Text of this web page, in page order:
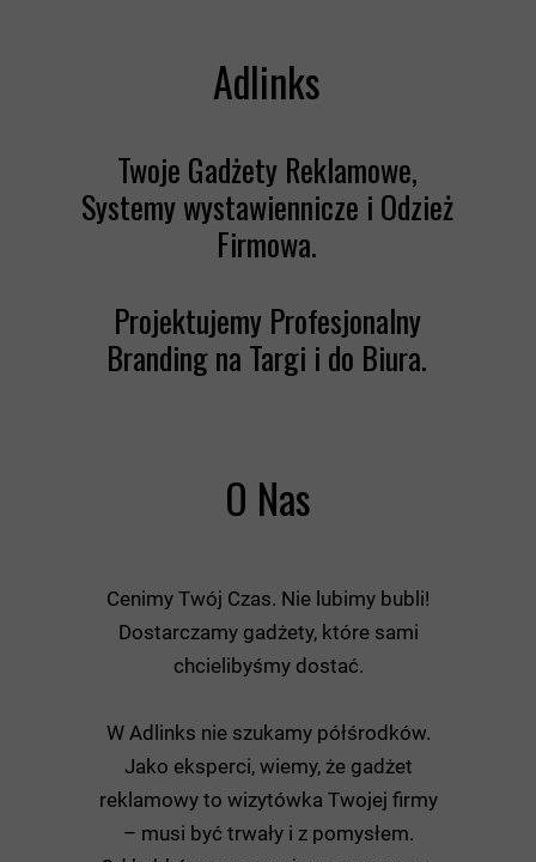
Adlinks
Twoje Gadżety Reklamowe,
Systemy wystawiennicze i Odzież
Firmowa.
Projektujemy Profesjonalny
Branding na Targi i do Biura.
O Nas
Cenimy Twój Czas. Nie lubimy bubli!
Dostarczamy gadżety, które sami
chcielibyśmy dostać.
W Adlinks nie szukamy półśrodków.
Jako eksperci, wiemy, że gadżet
reklamowy to wizytówka Twojej firmy
– musi być trwały i z pomysłem.